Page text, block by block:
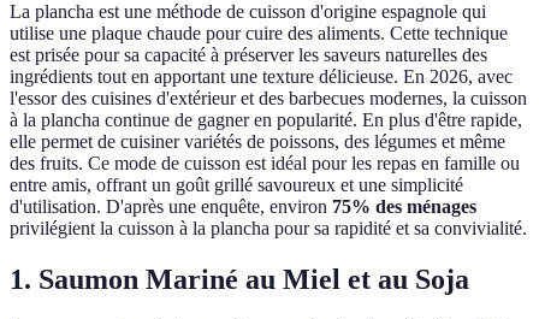
La plancha est une méthode de cuisson d'origine espagnole qui
utilise une plaque chaude pour cuire des aliments. Cette technique
est prisée pour sa capacité à préserver les saveurs naturelles des
ingrédients tout en apportant une texture délicieuse. En 2026, avec
l'essor des cuisines d'extérieur et des barbecues modernes, la cuisson
à la plancha continue de gagner en popularité. En plus d'être rapide,
elle permet de cuisiner variétés de poissons, des légumes et même
des fruits. Ce mode de cuisson est idéal pour les repas en famille ou
entre amis, offrant un goût grillé savoureux et une simplicité
d'utilisation. D'après une enquête, environ 75% des ménages
privilégient la cuisson à la plancha pour sa rapidité et sa convivialité.
1. Saumon Mariné au Miel et au Soja